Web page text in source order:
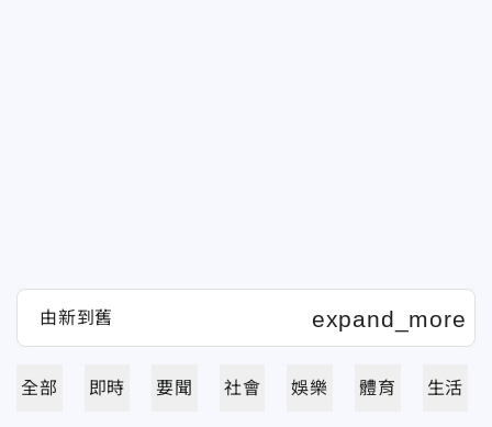
全部 即時 要聞 社會 娛樂 體育 生活